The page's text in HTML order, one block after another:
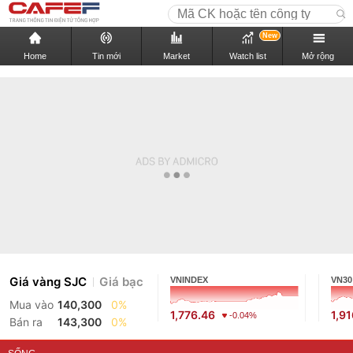
Home Tin mới Market Watch list
New
Mở rộng
Giá vàng SJC Giá bạc
Mua vào 140,300
0%
Bán ra
143,300 0%
VNINDEX
1,776.46 -0.04%
VN30